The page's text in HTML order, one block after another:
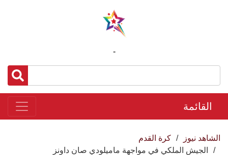
-
القائمة
الشاهد نيوز
كرة القدم
الجيش الملكي في مواجهة ماميلودي صان داونز